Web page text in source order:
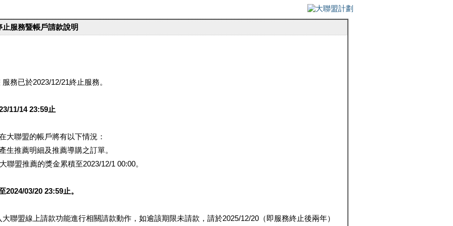
服務暨帳戶請款說明
務已於2023/12/21終止服務。
11/14 23:59止
大聯盟的帳戶將有以下情況：
生推薦明細及推薦導購之訂單。
聯盟推薦的獎金累積至2023/12/1 00:00。
03/20 23:59止。
聯盟線上請款功能進行相關請款動作，如逾該期限未請款，請於2025/12/20（即服務終止後兩年）